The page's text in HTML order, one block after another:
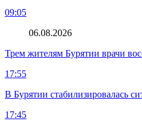
09:05
06.08.2026
Трем жителям Бурятии врачи
17:55
В Бурятии стабилизировалась
17:45